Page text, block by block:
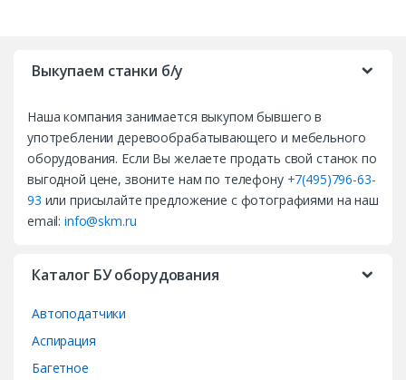
Выкупаем станки б/у
Наша компания занимается выкупом бывшего в
употреблении деревообрабатывающего и мебельного
оборудования. Если Вы желаете продать свой станок по
выгодной цене, звоните нам по телефону +7(495)796-63-
93 или присылайте предложение с фотографиями на наш
email:info@skm.ru
Каталог БУ оборудования
Автоподатчики
Аспирация
Багетное